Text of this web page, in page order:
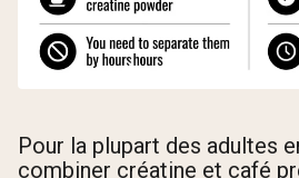
Pour la plupart des adultes
combiner créatine et café